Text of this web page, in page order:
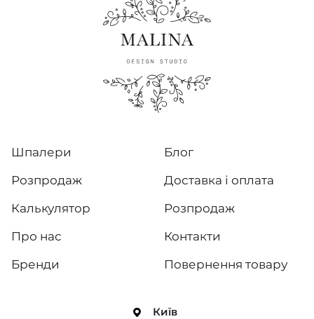
Київ
Шпалери
Розпродаж
Калькулятор
Про нас
Бренди
Блог
Доставка і оплата
Розпродаж
Контакти
Повернення товару